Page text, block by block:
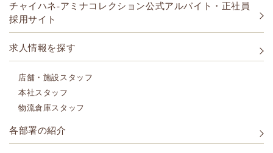
チャイハネ-アミナコレクション公式アルバイト・正社員
採用サイト
求人情報を探す
店舗・施設スタッフ
本社スタッフ
物流倉庫スタッフ
各部署の紹介